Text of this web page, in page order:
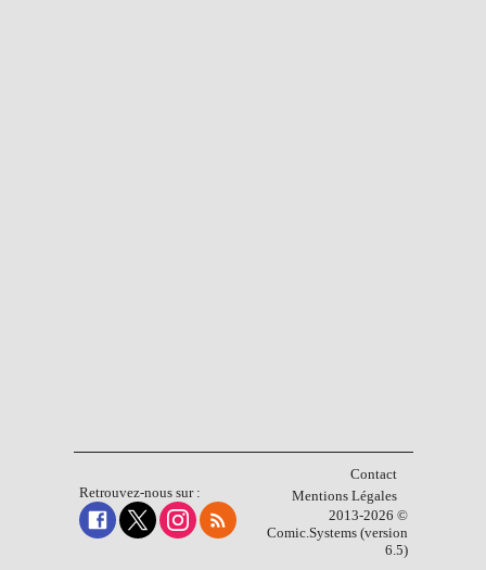
Retrouvez-nous sur :
Contact
Mentions Légales
2013-2026 ©
Comic.Systems (version
6.5)